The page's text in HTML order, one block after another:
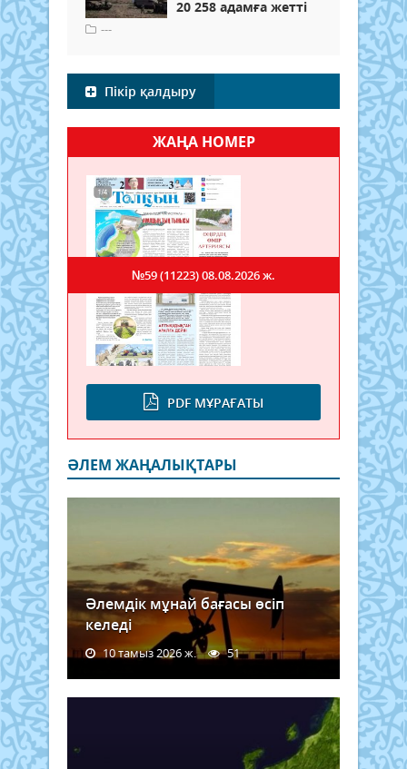
20 258 адамға жетті
---
Пікір қалдыру
ЖАҢА НОМЕР
PDF МҰРАҒАТЫ
№59 (11223)08.08.2026 ж.
ӘЛЕМ ЖАҢАЛЫҚТАРЫ
Әлемдік мұнай бағасы өсіп
келеді
10 тамыз 2026 ж. 51